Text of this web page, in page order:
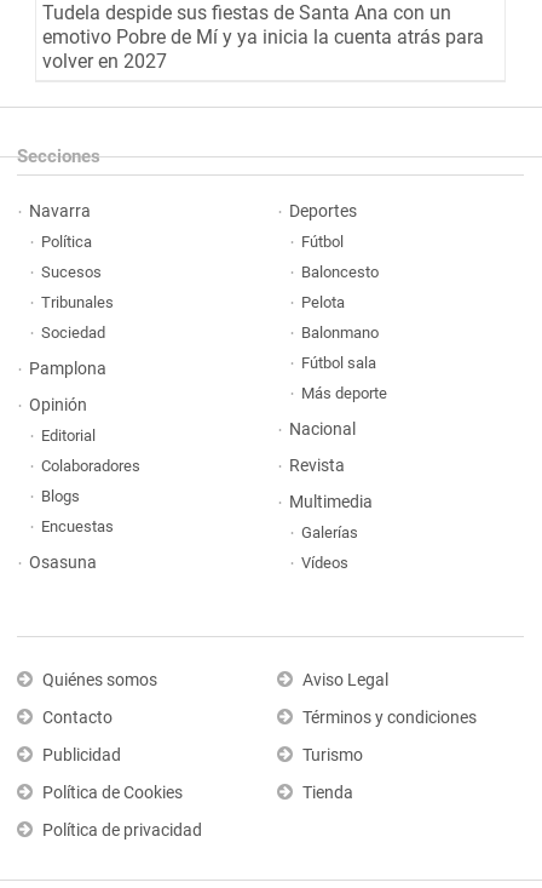
Tudela despide sus fiestas de Santa Ana con un
emotivo Pobre de Mí y ya inicia la cuenta atrás para
volver en 2027
Secciones
Navarra
Política
Sucesos
Tribunales
Sociedad
Pamplona
Opinión
Editorial
Colaboradores
Blogs
Encuestas
Osasuna
Deportes
Fútbol
Baloncesto
Pelota
Balonmano
Fútbol sala
Más deporte
Nacional
Revista
Multimedia
Galerías
Vídeos
Quiénes somos
Contacto
Publicidad
Política de Cookies
Política de privacidad
Aviso Legal
Términos y condiciones
Turismo
Tienda